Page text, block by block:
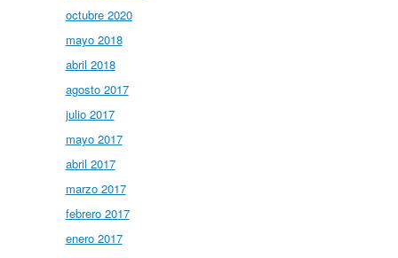
octubre 2020
mayo 2018
abril 2018
agosto 2017
julio 2017
mayo 2017
abril 2017
marzo 2017
febrero 2017
enero 2017